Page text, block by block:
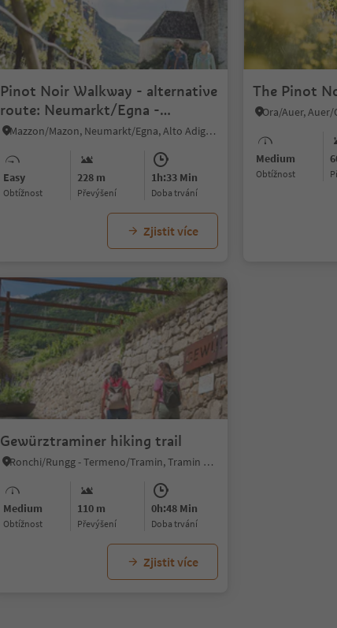
Pinot Noir Walkway - alternative
route: Neumarkt/Egna -
Mazon/Mazzon - Vill/Villa
Mazzon/Mazon, Neumarkt/Egna, Alto Adige Wine Road
Easy
Obtížnost
228 m
Převýšení
1h:33 Min
doba trvání
Zjistit více
The Pinot
Ora/Auer, Auer/
Medium
Obtížnost
Gewürztraminer hiking trail
Ronchi/Rungg - Termeno/Tramin, Tramin an der Weinstraße/Termeno sulla Strada del Vino, Alto Adige Wine Road
Medium
Obtížnost
110 m
Převýšení
0h:48 Min
doba trvání
Zjistit více